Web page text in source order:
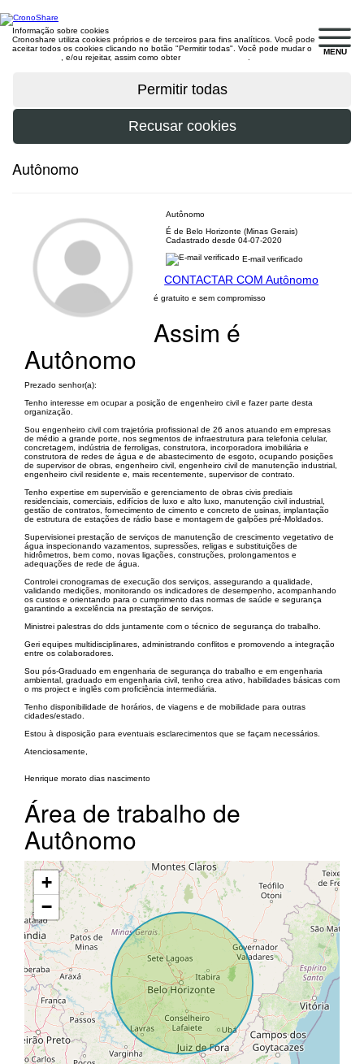
MENU
Informação sobre cookies
Cronoshare utiliza cookies próprios e de terceiros para fins analíticos. Você pode
aceitar todos os cookies clicando no botão "Permitir todas". Você pode mudar o
, e/ou rejeitar, assim como obter
Autônomo
Autônomo
É de Belo Horizonte (Minas Gerais)
Cadastrado desde 04-07-2020
E-mail verificado
CONTACTAR COM Autônomo
é gratuito e sem compromisso
Assim é
Autônomo
Prezado senhor(a):
Tenho interesse em ocupar a posição de engenheiro civil e fazer parte desta
organização.
Sou engenheiro civil com trajetória profissional de 26 anos atuando em empresas
de médio a grande porte, nos segmentos de infraestrutura para telefonia celular,
concretagem, indústria de ferroligas, construtora, incorporadora imobiliária e
construtora de redes de água e de abastecimento de esgoto, ocupando posições
de supervisor de obras, engenheiro civil, engenheiro civil de manutenção industrial,
engenheiro civil residente e, mais recentemente, supervisor de contrato.
Tenho expertise em supervisão e gerenciamento de obras civis prediais
residenciais, comerciais, edifícios de luxo e alto luxo, manutenção civil industrial,
gestão de contratos, fornecimento de cimento e concreto de usinas, implantação
de estrutura de estações de rádio base e montagem de galpões pré-Moldados.
Supervisionei prestação de serviços de manutenção de crescimento vegetativo de
água inspecionando vazamentos, supressões, religas e substituições de
hidrômetros, bem como, novas ligações, construções, prolongamentos e
adequações de rede de água.
Controlei cronogramas de execução dos serviços, assegurando a qualidade,
validando medições, monitorando os indicadores de desempenho, acompanhando
os custos e orientando para o cumprimento das normas de saúde e segurança
garantindo a excelência na prestação de serviços.
Ministrei palestras do dds juntamente com o técnico de segurança do trabalho.
Geri equipes multidisciplinares, administrando conflitos e promovendo a integração
entre os colaboradores.
Sou pós-Graduado em engenharia de segurança do trabalho e em engenharia
ambiental, graduado em engenharia civil, tenho crea ativo, habilidades básicas com
o ms project e inglês com proficiência intermediária.
Tenho disponibilidade de horários, de viagens e de mobilidade para outras
cidades/estado.
Estou à disposição para eventuais esclarecimentos que se façam necessários.
Atenciosamente,
Henrique morato dias nascimento
Área de trabalho de
Autônomo
+
−